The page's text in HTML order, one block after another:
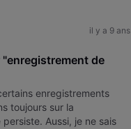
il y a 9 ans
de
enregistrements
toujours sur la
Aussi, je ne sais